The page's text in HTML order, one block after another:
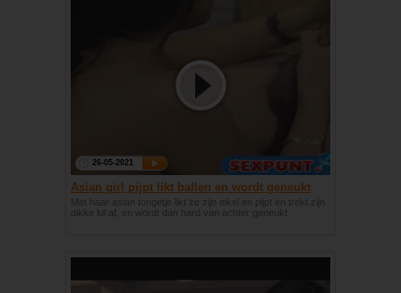
26-05-2021
Asian girl pijpt likt ballen en wordt geneukt
Met haar asian tongetje likt ze zijn eikel en pijpt en trekt zijn
dikke lul af, en wordt dan hard van achter geneukt.